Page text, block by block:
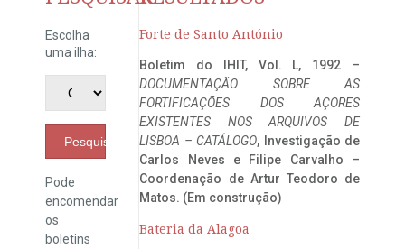
Escolha
uma ilha:
Pesquisar
Pode
encomendar
os
boletins
Forte de Santo António
Boletim do IHIT, Vol. L, 1992 –
DOCUMENTAÇÃO SOBRE AS
FORTIFICAÇÕES DOS AÇORES
EXISTENTES NOS ARQUIVOS DE
LISBOA – CATÁLOGO, Investigação de
Carlos Neves e Filipe Carvalho –
Coordenação de Artur Teodoro de
Matos. (Em construção)
Bateria da Alagoa